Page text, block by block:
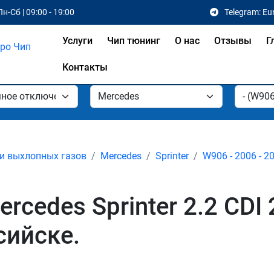
Сб | 09:00 - 19:00 Telegram:
Услуги Чип тюнинг О нас Отзывы
Контакты
выхлопных газов Mercedes Sprinter W906 - 2006 -
Sprinter 2.2 CDI